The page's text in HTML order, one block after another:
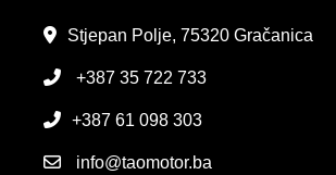
Stjepan Polje, 75320 Gračanica
+387 35 722 733
+387 61 098 303
info@taomotor.ba